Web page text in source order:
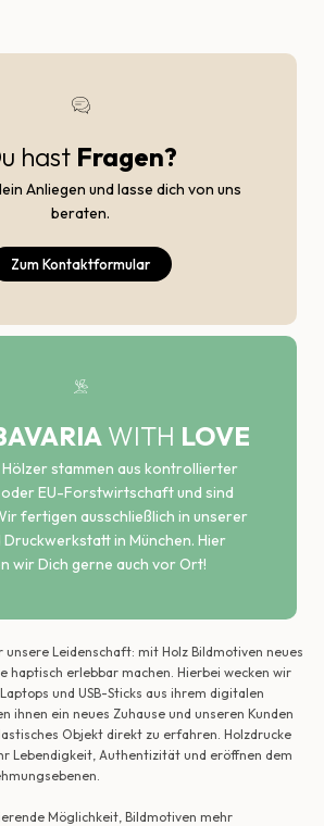
hast Fragen?
Anliegen und lasse dich von uns
beraten.
Zum Kontaktformular
WITH LOVE
Hölzer stammen aus kontrollierter
EU-Forstwirtschaft und sind
fertigen ausschließlich in unserer
Druckwerkstatt in München. Hier
wir Dich gerne auch vor Ort!
unsere Leidenschaft: mit Holz Bildmotiven neues
haptisch erlebbar machen. Hierbei wecken wir
und USB-Sticks aus ihrem digitalen
ihnen ein neues Zuhause und unseren Kunden
Objekt direkt zu erfahren. Holzdrucke
Lebendigkeit, Authentizität und eröffnen dem
Möglichkeit, Bildmotiven mehr